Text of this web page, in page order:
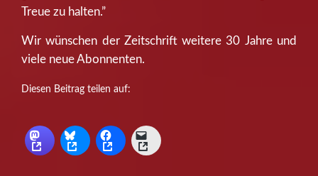
Treue zu halten.”
Wir wünschen der Zeitschrift weitere 30 Jahre und
viele neue Abonnenten.
Diesen Beitrag teilen auf: